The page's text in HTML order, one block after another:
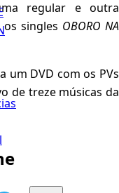
regular e outra
singles OBORO NA
um DVD com os PVs
de treze músicas da